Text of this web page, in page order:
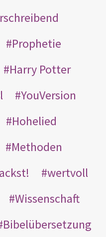
Prophetie
Harry Potter
YouVersion
Hohelied
Methoden
wertvoll
Wissenschaft
Bibelübersetzung